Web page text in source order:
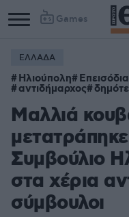
Games
ΕΛΛΑΔΑ
Ηλιούπολη Επεισόδια
αντιδήμαρχος
Μαλλιά
Συμβούλιο
στα χέρια
σύμβουλοι